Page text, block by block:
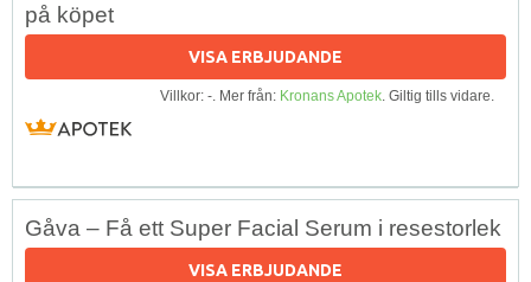
på köpet
VISA ERBJUDANDE
Villkor: -. Mer från: Kronans Apotek. Giltig tills vidare.
Gåva – Få ett Super Facial Serum i resestorlek
VISA ERBJUDANDE